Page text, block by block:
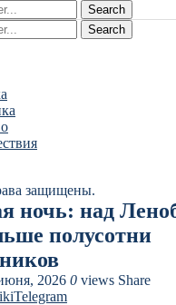
Search
Search
защищены.
ночь: над
полусотни
2026 0 views Share
Telegram